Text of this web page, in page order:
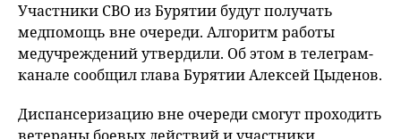
Участники СВО из Бурятии будут получать
медпомощь вне очереди. Алгоритм работы
медучреждений утвердили. Об этом в телеграм-
канале сообщил глава Бурятии Алексей Цыденов.
Диспансеризацию вне очереди смогут проходить